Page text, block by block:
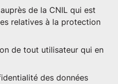
de la CNIL qui est
relatives à la protection
de tout utilisateur qui en
des données